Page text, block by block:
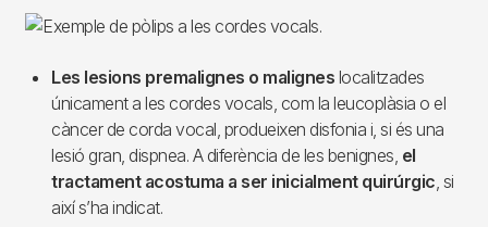
Les lesions premalignes o malignes localitzades
únicament a les cordes vocals, com la leucoplàsia o el
càncer de corda vocal, produeixen disfonia i, si és una
lesió gran, dispnea. A diferència de les benignes, el
tractament acostuma a ser inicialment quirúrgic , si
així s’ha indicat.